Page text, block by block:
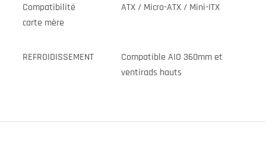
Compatibilité
carte mère
ATX / Micro-ATX / Mini-ITX
REFROIDISSEMENT
Compatible AIO 360mm et
ventirads hauts